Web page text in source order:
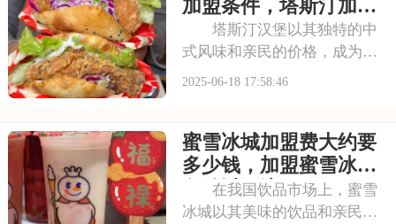
及品牌理念认同有较
加盟条件，塔斯汀加盟
资质具体有哪些要求
塔斯汀汉堡以其独特的中
式风味和亲民的价格，成为众
多消费者的新宠。它的汉堡融
段的消费者喜爱。大家都希望
借助这一新兴品牌的强大吸引
力和市场潜力，开启自
2025-06-18 17:58:46
蜜雪冰城加盟费大约要
多少钱，加盟蜜雪冰城
条件以及流程
在我国饮品市场上，蜜雪
冰城以其美味的饮品和亲民的